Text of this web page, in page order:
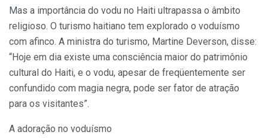
Mas a importância do vodu no Haiti ultrapassa o âmbito
religioso. O turismo haitiano tem explorado o voduísmo
com afinco. A ministra do turismo, Martine Deverson, disse:
“Hoje em dia existe uma consciência maior do patrimônio
cultural do Haiti, e o vodu, apesar de freqüentemente ser
confundido com magia negra, pode ser fator de atração
para os visitantes”.
A adoração no voduísmo